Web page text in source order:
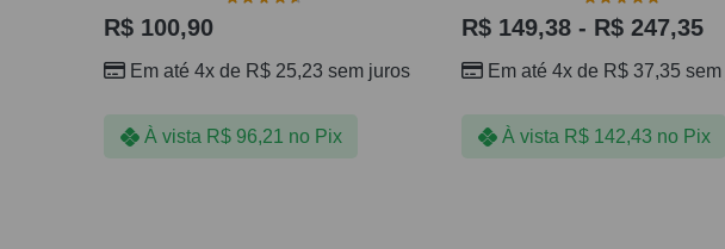
R$ 100,90
Em até 4x de R$ 25,23 sem juros
À vista R$96,21 no Pix
R$ 149,38 - R$ 247,35
Em até 4x de R$ 37,35
À vista R$142,43 no Pix